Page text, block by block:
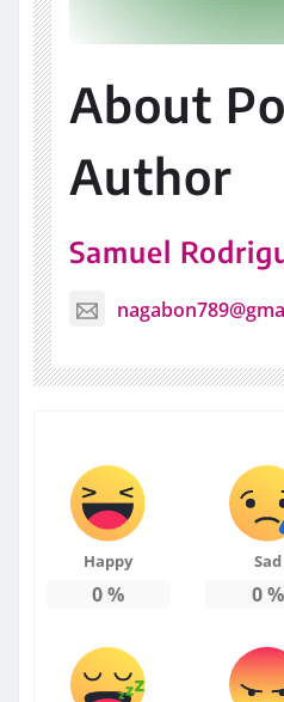
About
Author
Samuel
Happy
0%
Sad
0%